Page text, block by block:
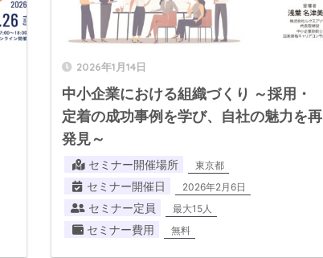
2026年1月14日
中小企業における組織づくり ～採用・
定着の成功事例を学び、自社の魅力を再
発見～
セミナー開催場所 東京都
セミナー開催日 2026年2月6日
セミナー定員 最大15人
セミナー費用 無料